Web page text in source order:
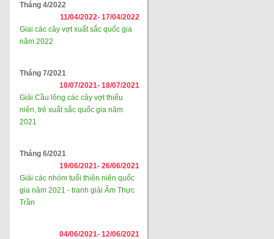
Tháng 4/2022
11/04/2022- 17/04/2022
Giai các cây vợt xuất sắc quốc gia
năm 2022
Tháng 7/2021
10/07/2021- 18/07/2021
Giải Cầu lông các cây vợt thiếu
niên, trẻ xuất sắc quốc gia năm
2021
Tháng 6/2021
19/06/2021- 26/06/2021
Giải các nhóm tuổi thiên niên quốc
gia năm 2021 - tranh giải Ẩm Thực
Trần
04/06/2021- 12/06/2021